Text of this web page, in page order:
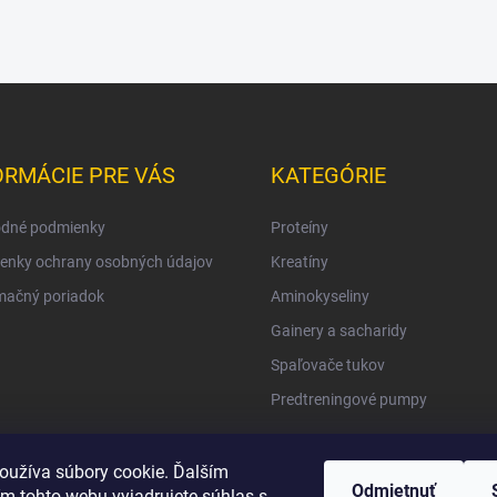
súbory cookie. Ďalším
Odmietnuť
PRE VÁS
podmienky
ochrany osobných údajov
poriadok
KATEGÓRIE
Proteíny
Kreatíny
Aminokyseliny
Gainery a sacharidy
Spaľovače tukov
Predtreningové pumpy